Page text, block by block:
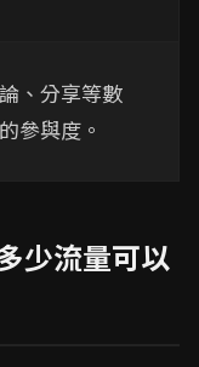
、分享等數
參與度。
少流量可以